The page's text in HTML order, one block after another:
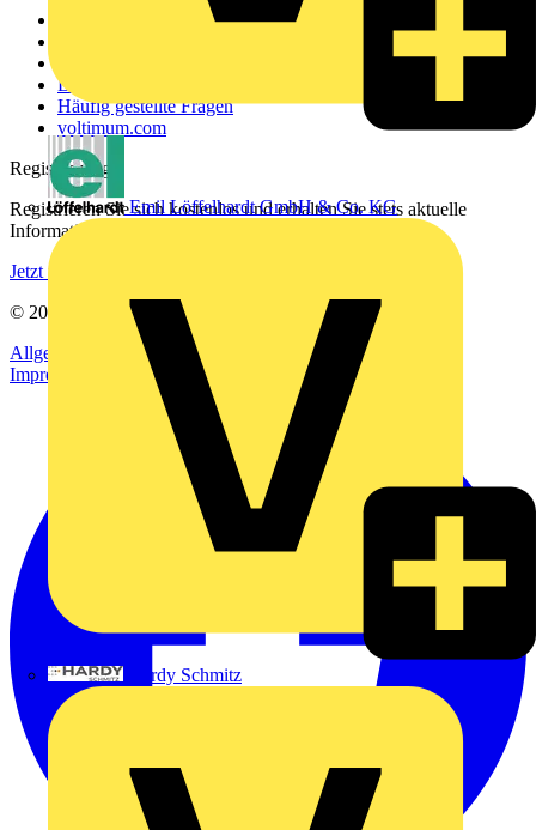
Emil Löffelhardt GmbH & Co. KG
Hardy Schmitz
Downloadbereich (PDFs)
Häufig gestellte Fragen
voltimum.com
Registrierung
Registrieren Sie sich kostenlos und erhalten Sie stets aktuelle
Informationen aus der Elektroindustrie.
Jetzt registrieren
© 2002-
Voltimum
Allgemeine Geschäftsbedingungen
Datenschutzerklärung
Impressum